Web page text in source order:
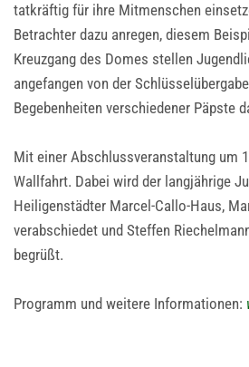
tatkräftig für ihre Mitmenschen
Betrachter dazu anregen, diesem
Kreuzgang des Domes stellen
angefangen von der
Begebenheiten verschiedener Päpste
Mit einer Abschlussveranstaltung um
Wallfahrt. Dabei wird der langjährige
Heiligenstädter Marcel-Callo-Haus,
verabschiedet und Steffen
begrüßt.
Programm und weitere Informationen: